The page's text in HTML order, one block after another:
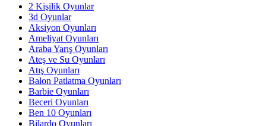
2 Kişilik Oyunlar
3d Oyunlar
Aksiyon Oyunları
Ameliyat Oyunları
Araba Yarış Oyunları
Ateş ve Su Oyunları
Atış Oyunları
Balon Patlatma Oyunları
Barbie Oyunları
Beceri Oyunları
Ben 10 Oyunları
Bilardo Oyunları